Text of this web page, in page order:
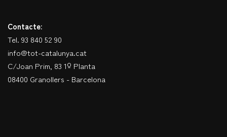
Contacte:
Tel. 93 840 52 90
info@tot-catalunya.cat
C/Joan Prim, 83 1º Planta
08400 Granollers - Barcelona